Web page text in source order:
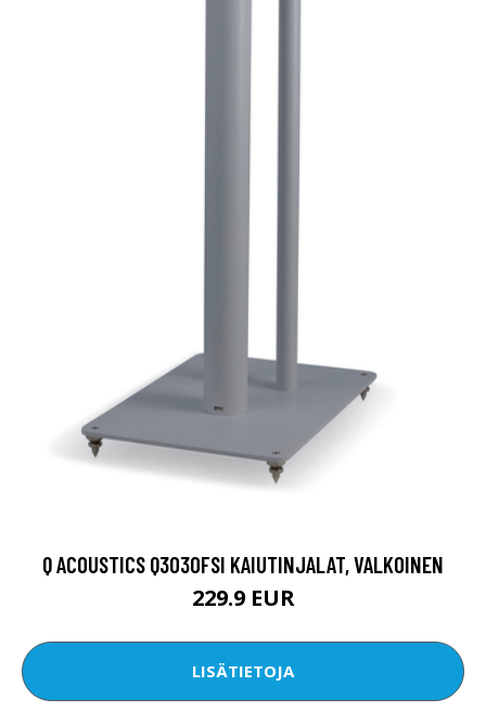
Q ACOUSTICS Q3030FSI KAIUTINJALAT, VALKOINEN
229.9 EUR
LISÄTIETOJA